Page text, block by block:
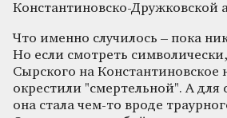
Константиновско-Дружковской
Что именно случилось – пока
Но если смотреть
Сырского на Константиновское
окрестили "смертельной". А для
она стала чем-то вроде